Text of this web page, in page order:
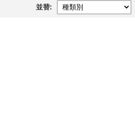
並替: